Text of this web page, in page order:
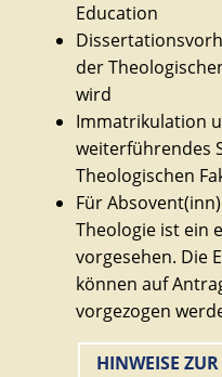
Education
der
wird
Immatrikulation
weiterführendes
Theologischen
Für
Theologie ist ein
vorgesehen. Die
können auf
vorgezogen
HINWEISE